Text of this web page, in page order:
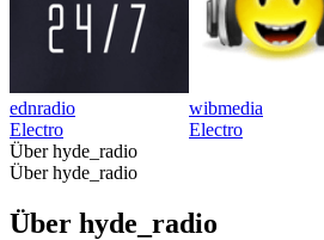
ednradio
Electro
wibmedia
Electro
Über hyde_radio
Über hyde_radio
Über hyde_radio